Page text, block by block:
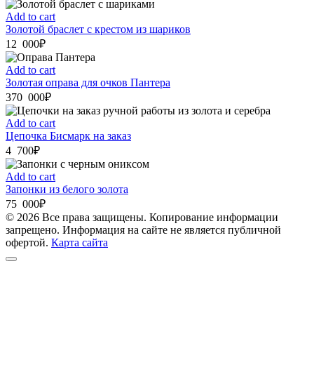
Add to cart
Золотой браслет с крестом из шариков
12 000₽
Add to cart
Золотая оправа для очков Пантера
370 000₽
Add to cart
Цепочка Бисмарк на заказ
4 700₽
Add to cart
Запонки из белого золота
75 000₽
© 2026 Все права защищены. Копирование информации
запрещено. Информация на сайте не является публичной
офертой. Карта сайта